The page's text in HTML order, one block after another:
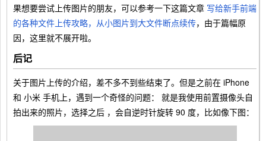
果想要尝试上传图片的朋友，可以参考一下这篇文章 写给新手前端
的各种文件上传攻略，从小图片到大文件断点续传，由于篇幅原
因，这里就不展开啦。
后记
关于图片上传的介绍，差不多不到些结束了。但是之前在 iPhone
和 小米 手机上，遇到一个奇怪的问题： 就是我使用前置摄像头自
拍出来的照片，选择之后 ，会自逆时针旋转 90 度，比如像下图：